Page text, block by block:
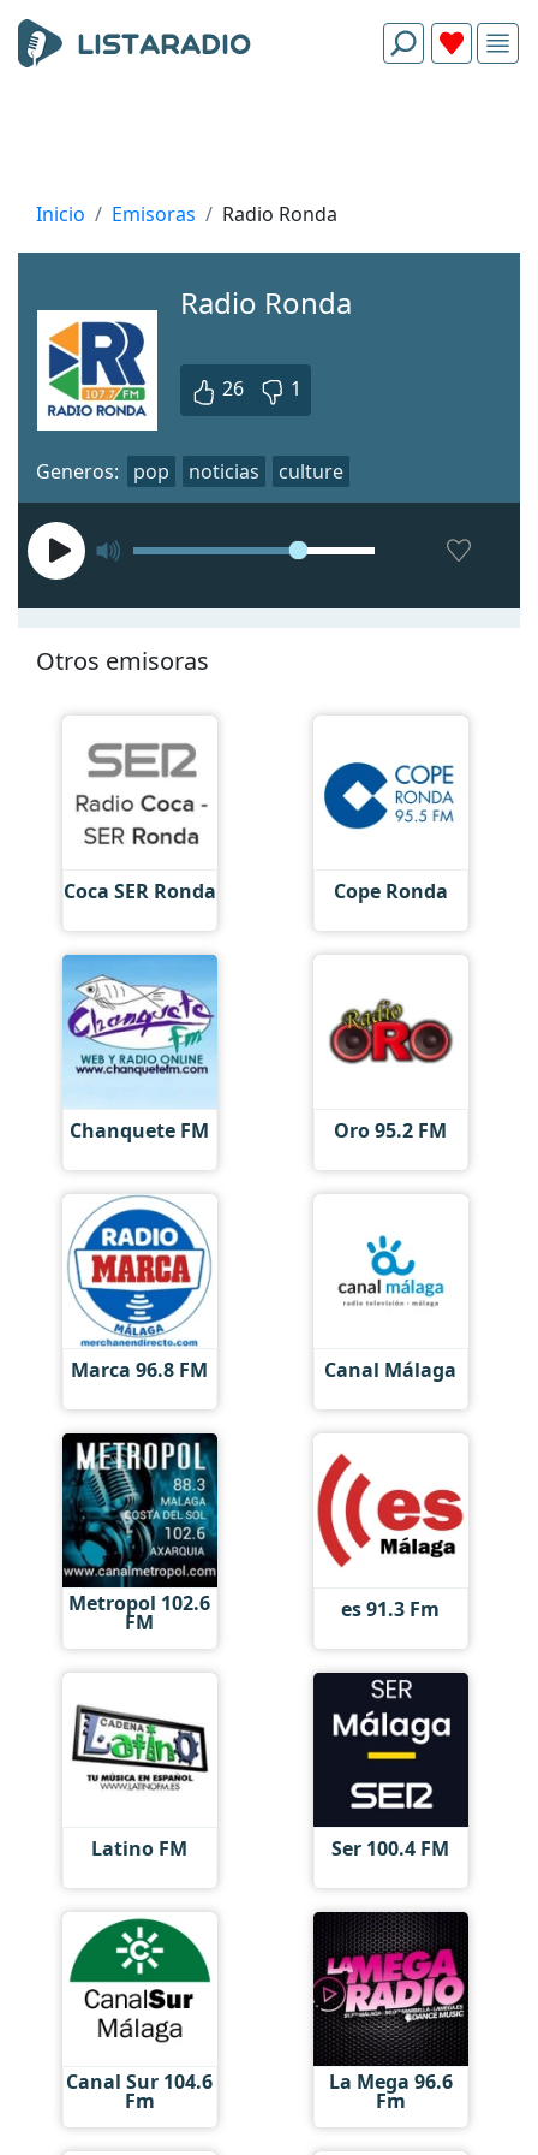
Inicio Emisoras Radio Ronda
Radio Ronda
26 1
Generos: pop noticias culture
Otros emisoras
Coca SER Ronda Cope Ronda
Chanquete FM Oro 95.2 FM
Marca 96.8 FM Canal Málaga
Metropol 102.6
FM es 91.3 Fm
Latino FM Ser 100.4 FM
Canal Sur 104.6
Fm
La Mega 96.6
Fm